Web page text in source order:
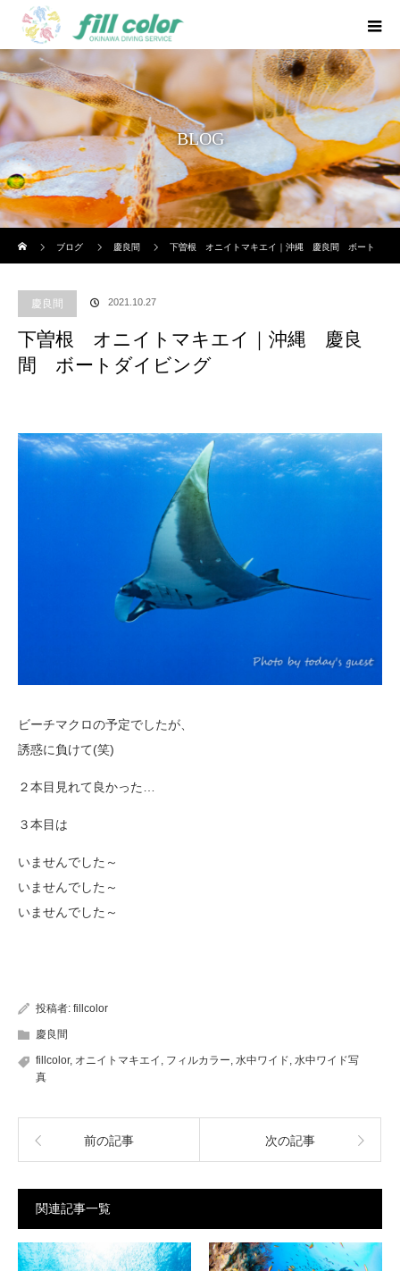
BLOG
ブログ
慶良間 下曽根 オニイトマキエイ｜沖縄 慶良間 ボート
慶良間 2021.10.27
下曽根 オニイトマキエイ｜沖縄 慶良
間 ボートダイビング
ビーチマクロの予定でしたが、
誘惑に負けて(笑)
２本目見れて良かった…
３本目は
いませんでした～
いませんでした～
いませんでした～
投稿者: fillcolor
慶良間
fillcolor, オニイトマキエイ フィルカラー 水中ワイド 水中ワイド写
真
前の記事 次の記事
関連記事一覧